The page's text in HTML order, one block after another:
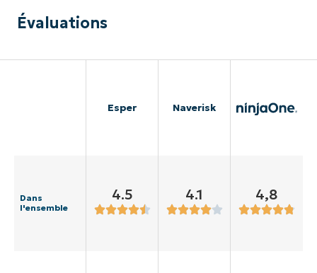
Évaluations
Esper Naverisk
Dans
l'ensemble
4.5 4.1 4,8